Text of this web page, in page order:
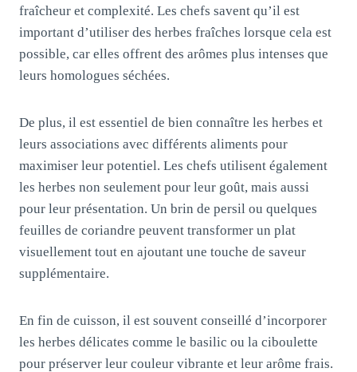
fraîcheur et complexité. Les chefs savent qu’il est
important d’utiliser des herbes fraîches lorsque cela est
possible, car elles offrent des arômes plus intenses que
leurs homologues séchées.
De plus, il est essentiel de bien connaître les herbes et
leurs associations avec différents aliments pour
maximiser leur potentiel. Les chefs utilisent également
les herbes non seulement pour leur goût, mais aussi
pour leur présentation. Un brin de persil ou quelques
feuilles de coriandre peuvent transformer un plat
visuellement tout en ajoutant une touche de saveur
supplémentaire.
En fin de cuisson, il est souvent conseillé d’incorporer
les herbes délicates comme le basilic ou la ciboulette
pour préserver leur couleur vibrante et leur arôme frais.